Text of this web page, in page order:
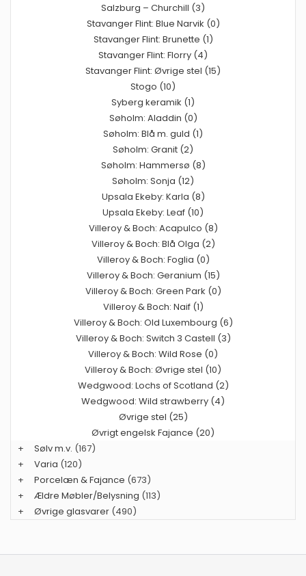
Salzburg – Churchill (3)
Stavanger Flint: Blue Narvik (0)
Stavanger Flint: Brunette (1)
Stavanger Flint: Florry (4)
Stavanger Flint: Øvrige stel (15)
Stogo (10)
Syberg keramik (1)
Søholm: Aladdin (0)
Søholm: Blå m. guld (1)
Søholm: Granit (2)
Søholm: Hammersø (8)
Søholm: Sonja (12)
Upsala Ekeby: Karla (8)
Upsala Ekeby: Leaf (10)
Villeroy & Boch: Acapulco (8)
Villeroy & Boch: Blå Olga (2)
Villeroy & Boch: Foglia (0)
Villeroy & Boch: Geranium (15)
Villeroy & Boch: Green Park (0)
Villeroy & Boch: Naif (1)
Villeroy & Boch: Old Luxembourg (6)
Villeroy & Boch: Switch 3 Castell (3)
Villeroy & Boch: Wild Rose (0)
Villeroy & Boch: Øvrige stel (10)
Wedgwood: Lochs of Scotland (2)
Wedgwood: Wild strawberry (4)
Øvrige stel (25)
Øvrigt engelsk Fajance (20)
+
Sølv m.v. (167)
+
Varia (120)
+
Porcelæn & Fajance (673)
+
Ældre Møbler/Belysning (113)
+
Øvrige glasvarer (490)